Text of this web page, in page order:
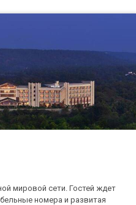
мировой сети. Гостей ждет
номера и развитая